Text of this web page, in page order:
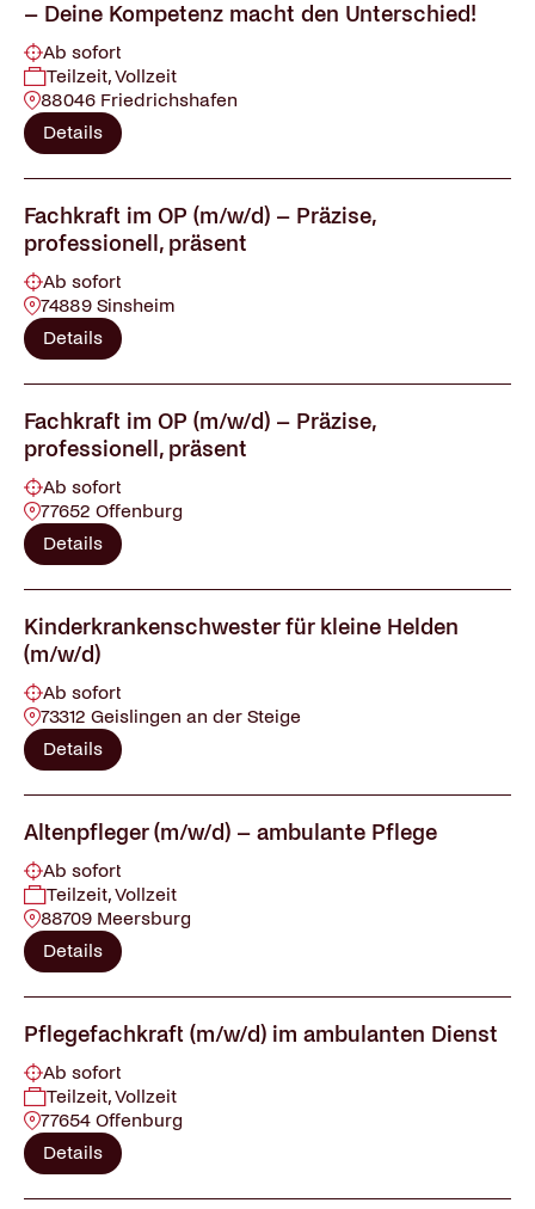
– Deine Kompetenz macht den Unterschied!
Ab sofort
Teilzeit, Vollzeit
88046 Friedrichshafen
Details
Fachkraft im OP (m/w/d) – Präzise,
professionell, präsent
Ab sofort
74889 Sinsheim
Details
Fachkraft im OP (m/w/d) – Präzise,
professionell, präsent
Ab sofort
77652 Offenburg
Details
Kinderkrankenschwester für kleine Helden
(m/w/d)
Ab sofort
73312 Geislingen an der Steige
Details
Altenpfleger (m/w/d) – ambulante Pflege
Ab sofort
Teilzeit, Vollzeit
88709 Meersburg
Details
Pflegefachkraft (m/w/d) im ambulanten Dienst
Ab sofort
Teilzeit, Vollzeit
77654 Offenburg
Details